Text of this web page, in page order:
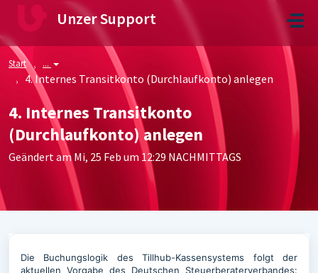
Zum hauptsächlichen Inhalt gehen
Unzer Support
Start ...
4. Internes Transitkonto (Durchlaufkonto) anlegen
4. Internes Transitkonto
(Durchlaufkonto) anlegen
Geändert am Mi, 25 Feb um 12:29 NACHMITTAGS
Die Buchungslogik des Tillhub-Kassensystems folgt der
aktuellen Vorgabe des Deutschen Steuerberaterverbandes: